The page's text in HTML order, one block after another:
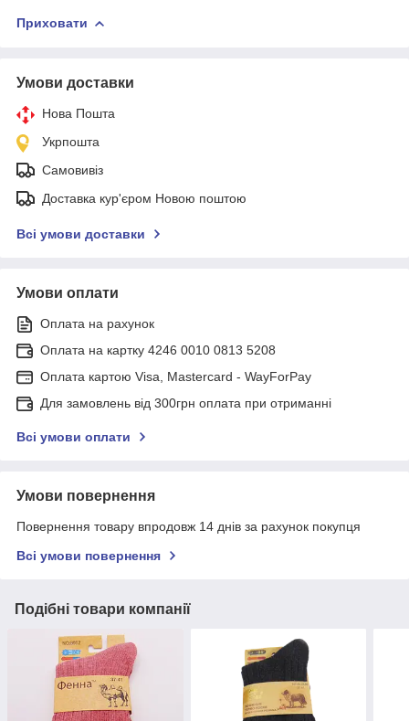
Приховати
Умови доставки
Нова Пошта
Укрпошта
Самовивіз
Доставка кур'єром Новою поштою
Всі умови доставки
Умови оплати
Оплата на рахунок
Оплата на картку 4246 0010 0813 5208
Оплата картою Visa, Mastercard - WayForPay
Для замовлень від 300грн оплата при отриманні
Всі умови оплати
Умови повернення
Повернення товару впродовж 14 днів за рахунок покупця
Всі умови повернення
Подібні товари компанії